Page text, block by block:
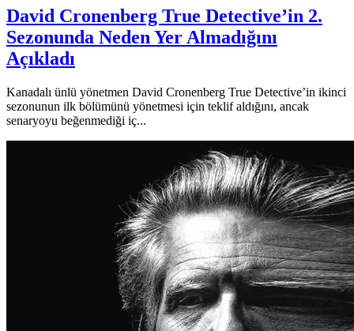
David Cronenberg True Detective’in 2.
Sezonunda Neden Yer Almadığını
Açıkladı
Kanadalı ünlü yönetmen David Cronenberg True Detective’in ikinci
sezonunun ilk bölümünü yönetmesi için teklif aldığını, ancak
senaryoyu beğenmediği iç...